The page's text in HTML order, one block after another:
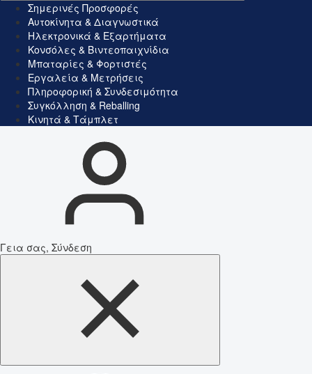
Σημερινές Προσφορές
Αυτοκίνητα & Διαγνωστικά
Ηλεκτρονικά & Εξαρτήματα
Κονσόλες & Βιντεοπαιχνίδια
Μπαταρίες & Φορτιστές
Εργαλεία & Μετρήσεις
Πληροφορική & Συνδεσιμότητα
Συγκόλληση & Reballing
Κινητά & Τάμπλετ
Γεια σας, Σύνδεση